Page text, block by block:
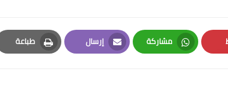
مشاركة
Whatsapp
إرسال
Email
طباعة
Print